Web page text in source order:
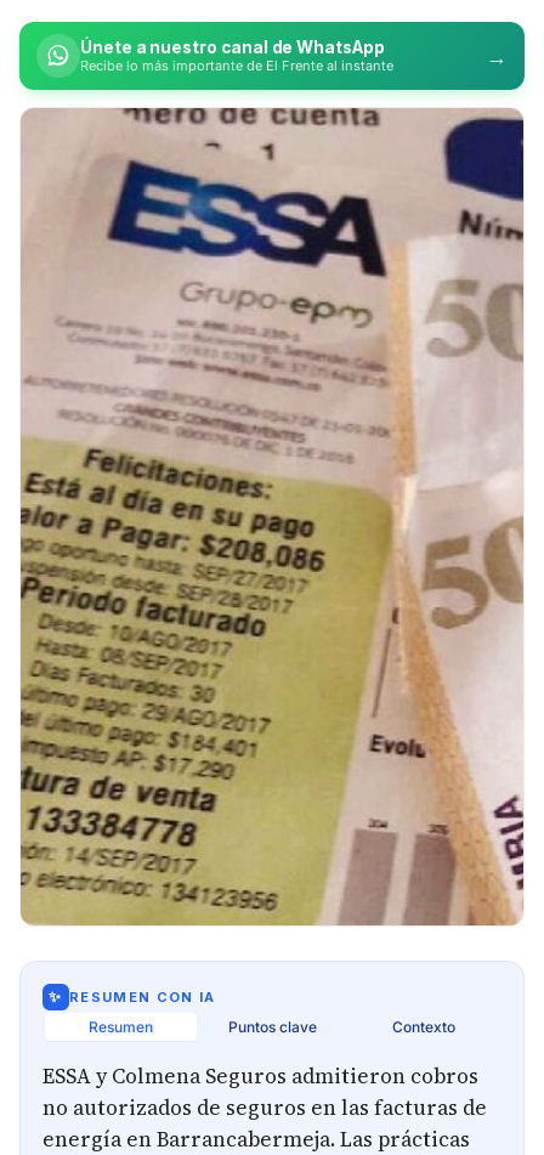
Únete a nuestro canal de WhatsApp
Recibe lo más importante de El Frente al instante →
✨ RESUMEN CON IA
Resumen Puntos clave Contexto
ESSA y Colmena Seguros admitieron cobros
no autorizados de seguros en las facturas de
energía en Barrancabermeja. Las prácticas